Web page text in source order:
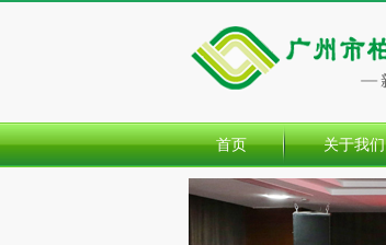
首页 关于我们